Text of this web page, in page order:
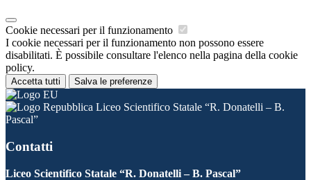
Cookie necessari per il funzionamento
I cookie necessari per il funzionamento non possono essere
disabilitati. È possibile consultare l'elenco nella pagina della cookie
policy.
Accetta tutti Salva le preferenze
Liceo Scientifico Statale “R. Donatelli – B.
Pascal”
Contatti
Liceo Scientifico Statale “R. Donatelli – B. Pascal”